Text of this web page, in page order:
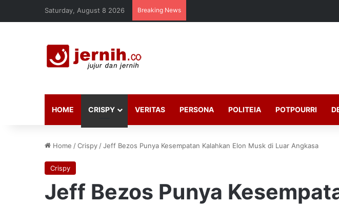
Saturday, August 8 2026 Breaking News
HOME CRISPY VERITAS PERSONA POLITEIA POTPOURRI
Home /Crispy /Jeff Bezos Punya Kesempatan Kalahkan Elon Musk di Luar Angkasa
Crispy
Jeff Bezos Punya